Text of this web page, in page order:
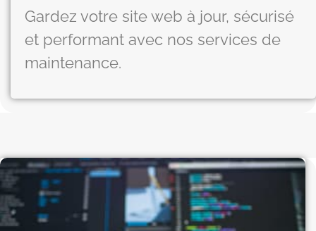
Gardez votre site web à jour, sécurisé
et performant avec nos services de
maintenance.